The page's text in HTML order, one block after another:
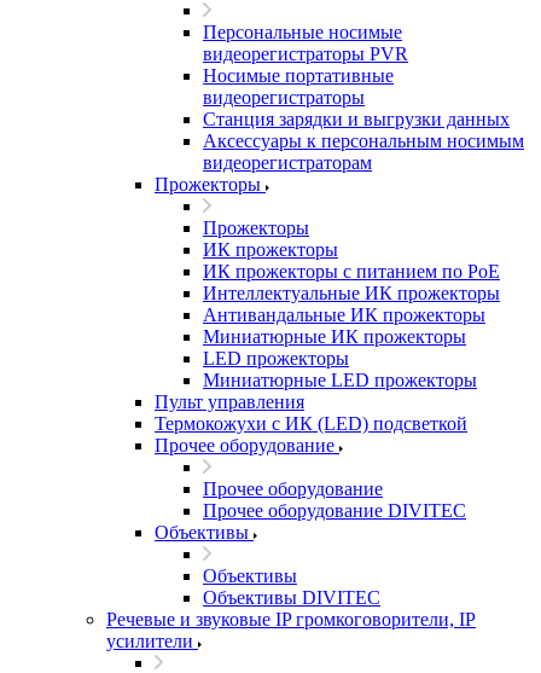
Персональные носимые
видеорегистраторы PVR
Носимые портативные
видеорегистраторы
Станция зарядки и выгрузки данных
Аксессуары к персональным носимым
видеорегистраторам
Прожекторы
Прожекторы
ИК прожекторы
ИК прожекторы с питанием по PoE
Интеллектуальные ИК прожекторы
Антивандальные ИК прожекторы
Миниатюрные ИК прожекторы
LED прожекторы
Миниатюрные LED прожекторы
Пульт управления
Термокожухи с ИК (LED) подсветкой
Прочее оборудование
Прочее оборудование
Прочее оборудование DIVITEC
Объективы
Объективы
Объективы DIVITEC
Речевые и звуковые IP громкоговорители, IP
усилители